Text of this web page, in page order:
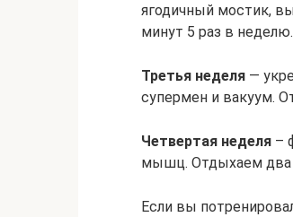
ягодичный мостик,
минут 5 раз в неделю.
Третья неделя —
супермен и вакуум.
Четвертая неделя –
мышц. Отдыхаем два
Если вы